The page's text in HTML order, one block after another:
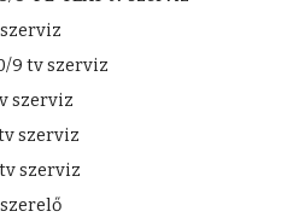
9 tv szerviz
szerviz
szerviz
szerviz